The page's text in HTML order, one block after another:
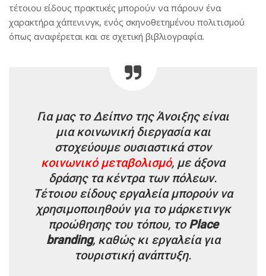
τέτοιου είδους πρακτικές μπορούν να πάρουν ένα
χαρακτήρα χάπενινγκ, ενός σκηνοθετημένου πολιτισμού
όπως αναφέρεται και σε σχετική βιβλιογραφία.
Για μας το Δείπνο της Άνοιξης είναι
μια κοινωνική διεργασία και
στοχεύουμε ουσιαστικά στον
κοινωνικό μεταβολισμό, με άξονα
δράσης τα κέντρα των πόλεων.
Τέτοιου είδους εργαλεία μπορούν να
χρησιμοποιηθούν για το μάρκετινγκ
προώθησης του τόπου, το Place
branding, καθώς κι εργαλεία για
τουριστική ανάπτυξη.